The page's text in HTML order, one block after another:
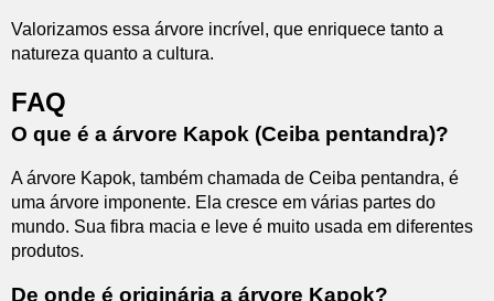
Valorizamos essa árvore incrível, que enriquece tanto a
natureza quanto a cultura.
FAQ
O que é a árvore Kapok (Ceiba pentandra)?
A árvore Kapok, também chamada de Ceiba pentandra, é
uma árvore imponente. Ela cresce em várias partes do
mundo. Sua fibra macia e leve é muito usada em diferentes
produtos.
De onde é originária a árvore Kapok?